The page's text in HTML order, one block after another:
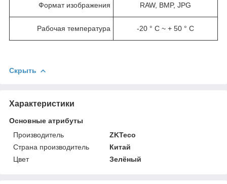
Формат изображения RAW, BMP, JPG
Рабочая температура -20 ° С ~ + 50 ° С
Скрыть
Характеристики
Основные атрибуты
Производитель
ZKTeco
Страна производитель
Китай
Цвет
Зелёный